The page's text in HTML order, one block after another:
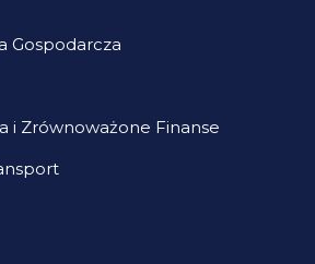
Gospodarcza
i Zrównoważone Finanse